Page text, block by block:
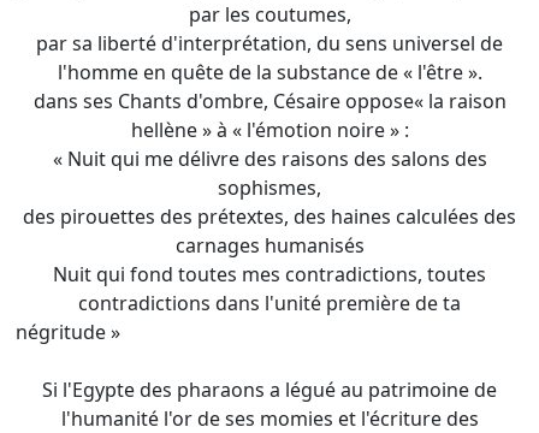
par les coutumes,
par sa liberté d'interprétation, du sens universel de
l'homme en quête de la substance de « l'être ».
dans ses Chants d'ombre, Césaire oppose« la raison
hellène » à « l'émotion noire » :
« Nuit qui me délivre des raisons des salons des
sophismes,
des pirouettes des prétextes, des haines calculées des
carnages humanisés
Nuit qui fond toutes mes contradictions, toutes
contradictions dans l'unité première de ta
négritude »
Si l'Egypte des pharaons a légué au patrimoine de
l'humanité l'or de ses momies et l'écriture des